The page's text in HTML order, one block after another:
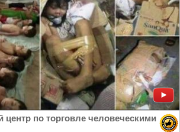
центр по торговле человеческими